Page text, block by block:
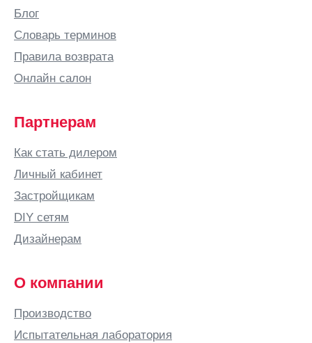
Блог
Словарь терминов
Правила возврата
Онлайн салон
Партнерам
Как стать дилером
Личный кабинет
Застройщикам
DIY сетям
Дизайнерам
О компании
Производство
Испытательная лаборатория